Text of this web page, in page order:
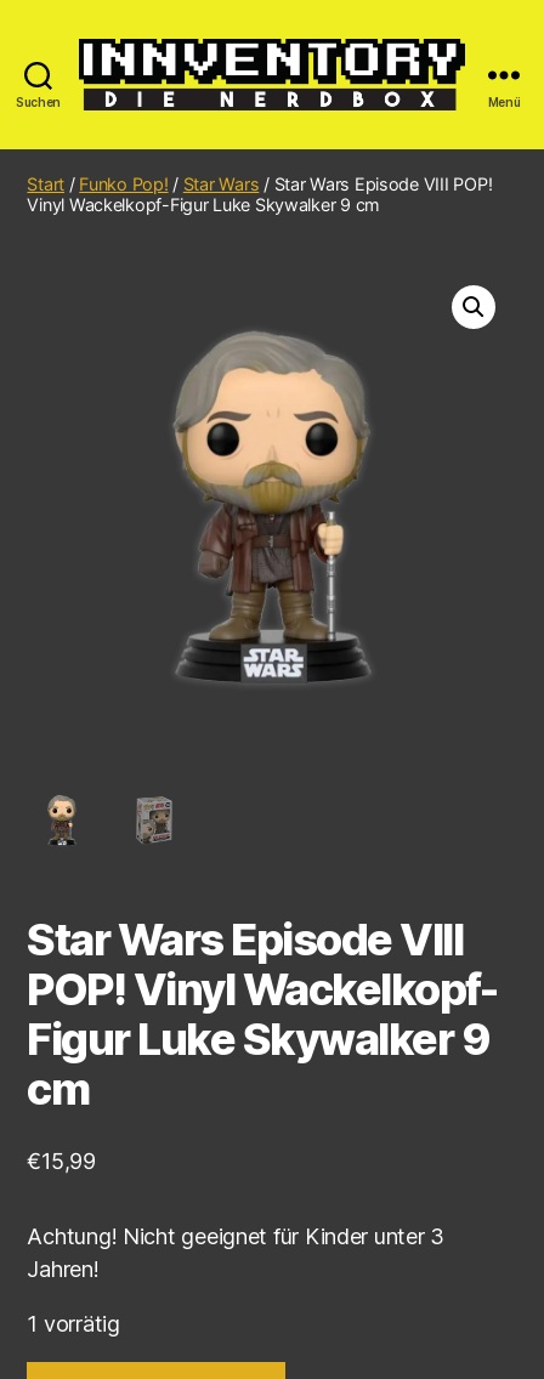
Suchen Menü
Start / Funko Pop! / Star Wars / Star Wars Episode VIII POP!
Vinyl Wackelkopf-Figur Luke Skywalker 9 cm
Star Wars Episode VIII
POP! Vinyl Wackelkopf-
Figur Luke Skywalker 9
cm
€15,99
Achtung! Nicht geeignet für Kinder unter 3
Jahren!
1 vorrätig